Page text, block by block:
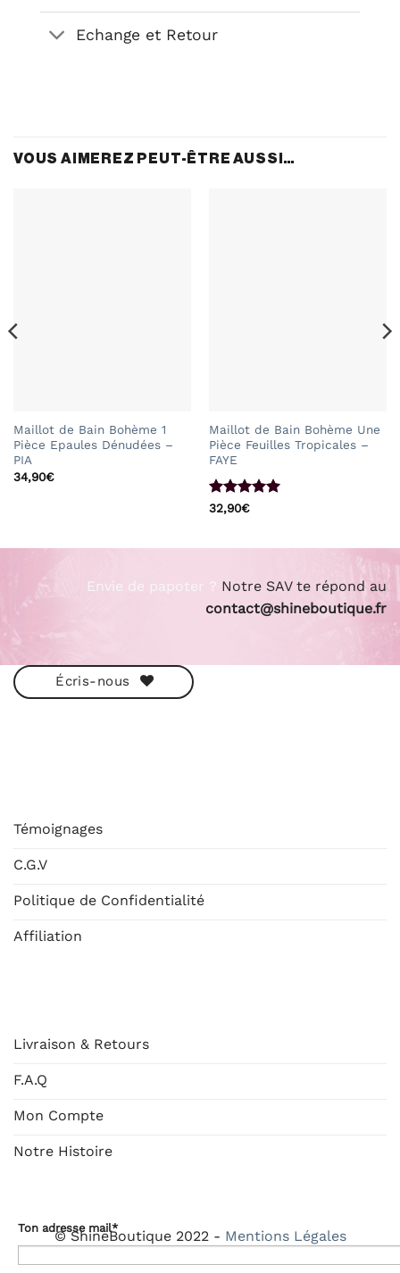
Echange et Retour
VOUS AIMEREZ PEUT-ÊTRE AUSSI…
Maillot de Bain Bohème 1
Pièce Epaules Dénudées –
PIA
34,90€
Maillot de Bain Bohème Une
Pièce Feuilles Tropicales –
FAYE
Note5
32,90€
Envie de papoter ? Notre SAV te répond au
contact@shineboutique.fr
Écris-nous
Témoignages
C.G.V
Politique de Confidentialité
Affiliation
Livraison & Retours
F.A.Q
Mon Compte
Notre Histoire
Ton adresse mail*
© ShineBoutique 2022 - Mentions Légales